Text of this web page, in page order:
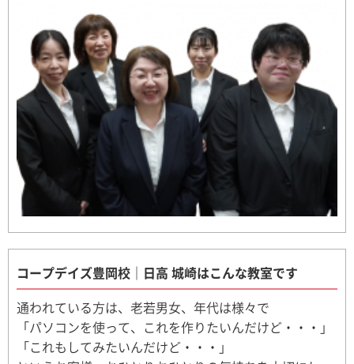
コープデイズ豊岡校｜日高 城崎はこんな教室です
通われている方は、老若男女、年代は様々で
「パソコンを使って、これを作りたいんだけど・・・」
「これもしてみたいんだけど・・・」